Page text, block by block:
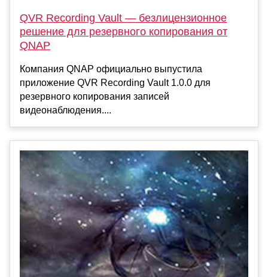
QVR Recording Vault — безлицензионное
решение для резервного копирования от
QNAP
Компания QNAP официально выпустила
приложение QVR Recording Vault 1.0.0 для
резервного копирования записей
видеонаблюдения....